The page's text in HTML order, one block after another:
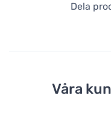
Dela
Våra